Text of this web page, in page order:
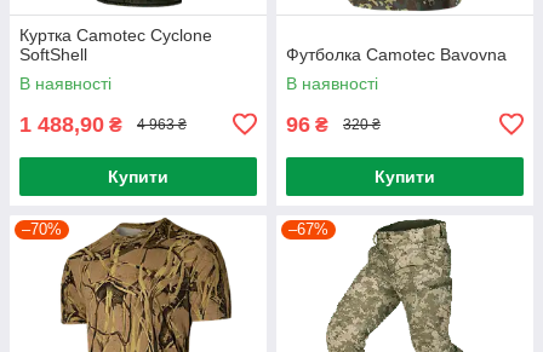
Куртка Camotec Cyclone
SoftShell
В наявності
1 488,90 ₴ 4 963 ₴
Купити
Футболка Camotec Bavovna
В наявності
96 ₴ 320 ₴
Купити
–70% –67%